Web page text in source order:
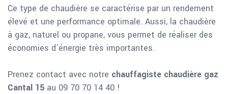
Ce type de chaudière se caractérise par un rendement
élevé et une performance optimale. Aussi, la chaudière
à gaz, naturel ou propane, vous permet de réaliser des
économies d’énergie très importantes.
Prenez contact avec notre chauffagiste chaudière gaz
Cantal 15 au 09 70 70 14 40 !